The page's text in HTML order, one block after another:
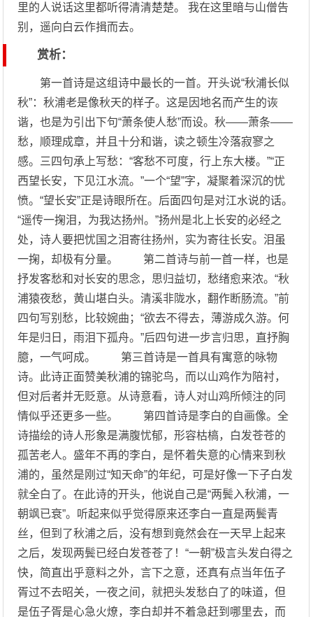
里的人说话这里都听得清清楚楚。 我在这里暗与山僧告
别，遥向白云作揖而去。
赏析：
第一首诗是这组诗中最长的一首。开头说“秋浦长似
秋”：秋浦老是像秋天的样子。这是因地名而产生的诙
谐，也是为引出下句“萧条使人愁”而设。秋——萧条——
愁，顺理成章，并且十分和谐，读之顿生冷落寂寥之
感。三四句承上写愁：“客愁不可度，行上东大楼。”“正
西望长安，下见江水流。”一个“望”字，凝聚着深沉的忧
愤。“望长安”正是诗眼所在。后面四句是对江水说的话。
“遥传一掬泪，为我达扬州。”扬州是北上长安的必经之
处，诗人要把忧国之泪寄往扬州，实为寄往长安。泪虽
一掬，却极有分量。 第二首诗与前一首一样，也是
抒发客愁和对长安的思念，思归益切，愁绪愈来浓。“秋
浦猿夜愁，黄山堪白头。清溪非陇水，翻作断肠流。”前
四句写别愁，比较婉曲；“欲去不得去，薄游成久游。何
年是归日，雨泪下孤舟。”后四句进一步言归思，直抒胸
臆，一气呵成。 第三首诗是一首具有寓意的咏物
诗。此诗正面赞美秋浦的锦驼鸟，而以山鸡作为陪衬，
但对后者并无贬意。从诗意看，诗人对山鸡所倾注的同
情似乎还更多一些。 第四首诗是李白的自画像。全
诗描绘的诗人形象是满腹忧郁，形容枯槁，白发苍苍的
孤苦老人。盛年不再的李白，是怀着失意的心情来到秋
浦的，虽然是刚过“知天命”的年纪，可是好像一下子白发
就全白了。在此诗的开头，他说自己是“两鬓入秋浦，一
朝飒已衰”。听起来似乎觉得原来还李白一直是两鬓青
丝，但到了秋浦之后，没有想到竟然会在一天早上起来
之后，发现两鬓已经白发苍苍了！“一朝”极言头发白得之
快，简直出乎意料之外，言下之意，还真有点当年伍子
胥过不去昭关，一夜之间，就把头发愁白了的味道，但
是伍子胥是心急火燎，李白却并不着急赶到哪里去，而